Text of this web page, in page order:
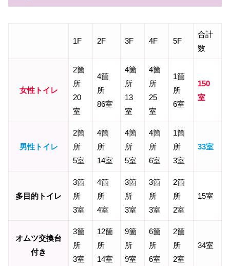
1F 2F 3F 4F 5F
合計
数
女性トイレ
2箇
所
20
室
4箇
所
86室
4箇
所
13
室
4箇
所
25
室
1箇
所
6室
150
室
男性トイレ
2箇
所
5室
4箇
所
14室
4箇
所
5室
4箇
所
6室
1箇
所
3室
33室
多目的トイレ
3箇
所
3室
4箇
所
4室
3箇
所
3室
3箇
所
3室
2箇
所
2室
15室
オムツ交換台
付き
3箇
所
3室
12箇
所
14室
9箇
所
9室
6箇
所
6室
2箇
所
2室
34室